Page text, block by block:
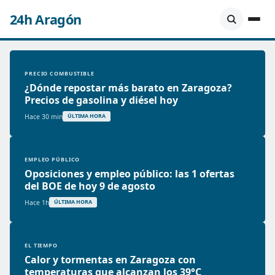
24h Aragón
PRECIO COMBUSTIBLE
¿Dónde repostar más barato en Zaragoza?
Precios de gasolina y diésel hoy
Hace 30 min ÚLTIMA HORA
EMPLEO PÚBLICO
Oposiciones y empleo público: las 1 ofertas
del BOE de hoy 9 de agosto
Hace 1h ÚLTIMA HORA
EL TIEMPO
Calor y tormentas en Zaragoza con
temperaturas que alcanzan los 39°C